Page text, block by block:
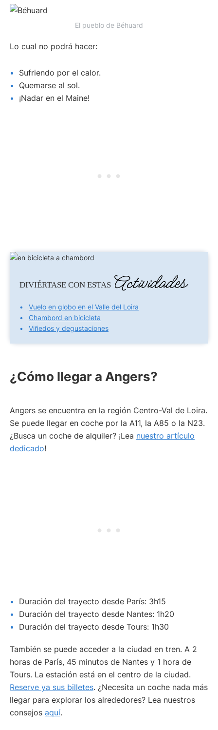
El pueblo de Béhuard
Lo cual no podrá hacer:
Sufriendo por el calor.
Quemarse al sol.
¡Nadar en el Maine!
DIVIÉRTASE CON ESTAS Actividades
Vuelo en globo en el Valle del Loira
Chambord en bicicleta
Viñedos y degustaciones
¿Cómo llegar a Angers?
Angers se encuentra en la región Centro-Val de Loira.
Se puede llegar en coche por la A11, la A85 o la N23.
¿Busca un coche de alquiler? ¡Lea nuestro artículo
dedicado!
Duración del trayecto desde París: 3h15
Duración del trayecto desde Nantes: 1h20
Duración del trayecto desde Tours: 1h30
También se puede acceder a la ciudad en tren. A 2
horas de París, 45 minutos de Nantes y 1 hora de
Tours. La estación está en el centro de la ciudad.
Reserve ya sus billetes. ¿Necesita un coche nada más
llegar para explorar los alrededores? Lea nuestros
consejos aquí.